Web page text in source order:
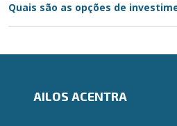
Quais são as opções de
AILOS ACENTRA